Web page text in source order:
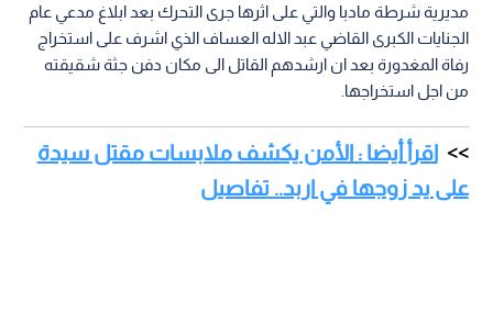
مديرية شرطة مادبا والتي على اثرها جرى التحرك بعد ابلاغ مدعي عام
الجنايات الكبرى القاضي عبد الاله العساف الذي اشرف على استخراج
رفاة المغدورة بعد ان ارشدهم القاتل الى مكان دفن جثة شقيقته
من اجل استخراجها.
اقرأ أيضا : الأمن يكشف ملابسات مقتل سيدة
على يد زوجها في اربد.. تفاصيل